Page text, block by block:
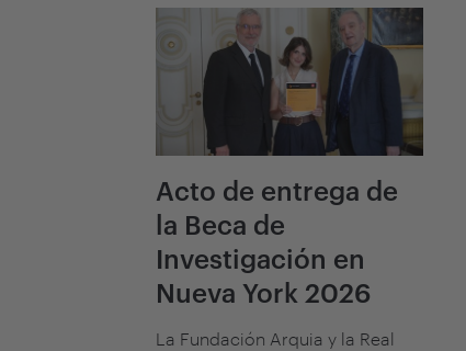
Acto de entrega de
la Beca de
Investigación en
Nueva York 2026
La Fundación Arquia y la Real